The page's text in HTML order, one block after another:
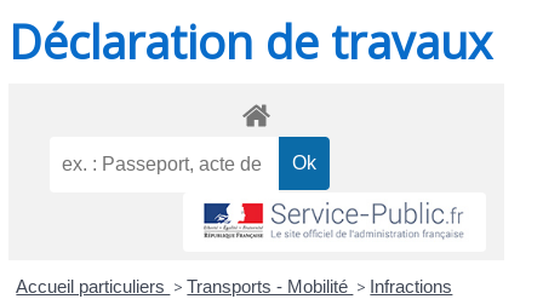
Déclaration de travaux
Accueil particuliers > Transports - Mobilité > Infractions